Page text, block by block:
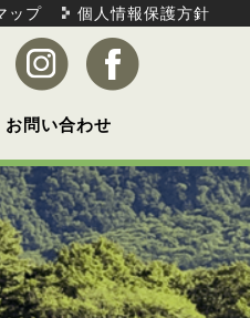
ップ 個人情報保護方針
お問い合わせ